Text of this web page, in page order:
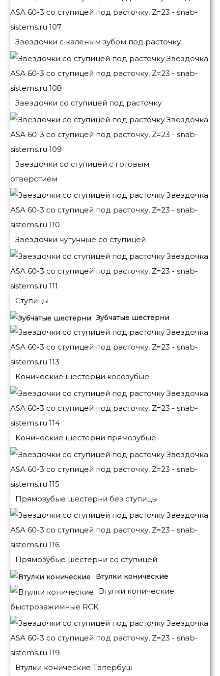
Звездочки с каленым зубом под расточку
Звездочки со ступицей под расточку
Звездочки со ступицей с готовым
отверстием
Звездочки чугунные со ступицей
Ступицы
Зубчатые шестерни
Конические шестерни косозубые
Конические шестерни прямозубые
Прямозубые шестерни без ступицы
Прямозубые шестерни со ступицей
Втулки конические
Втулки конические
быстрозажимные RCK
Втулки конические Тапербуш